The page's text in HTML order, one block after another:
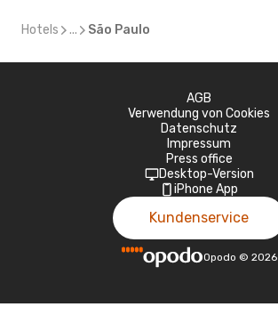
Hotels ... São Paulo
AGB
Verwendung von Cookies
Datenschutz
Impressum
Press office
Desktop-Version
iPhone App
Kundenservice
Opodo © 2026